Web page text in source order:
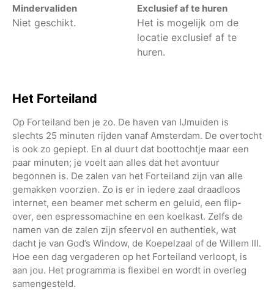
Mindervaliden
Niet geschikt.
Exclusief af te huren
Het is mogelijk om de
locatie exclusief af te
huren.
Het Forteiland
Op Forteiland ben je zo. De haven van IJmuiden is
slechts 25 minuten rijden vanaf Amsterdam. De overtocht
is ook zo gepiept. En al duurt dat boottochtje maar een
paar minuten; je voelt aan alles dat het avontuur
begonnen is. De zalen van het Forteiland zijn van alle
gemakken voorzien. Zo is er in iedere zaal draadloos
internet, een beamer met scherm en geluid, een flip-
over, een espressomachine en een koelkast. Zelfs de
namen van de zalen zijn sfeervol en authentiek, wat
dacht je van God’s Window, de Koepelzaal of de Willem III.
Hoe een dag vergaderen op het Forteiland verloopt, is
aan jou. Het programma is flexibel en wordt in overleg
samengesteld.